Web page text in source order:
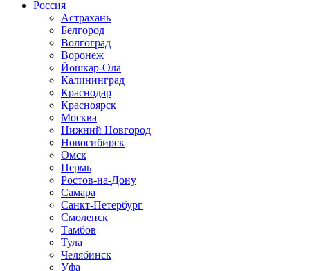
Россия
Астрахань
Белгород
Волгоград
Воронеж
Йошкар-Ола
Калининград
Краснодар
Красноярск
Москва
Нижний Новгород
Новосибирск
Омск
Пермь
Ростов-на-Дону
Самара
Санкт-Петербург
Смоленск
Тамбов
Тула
Челябинск
Уфа